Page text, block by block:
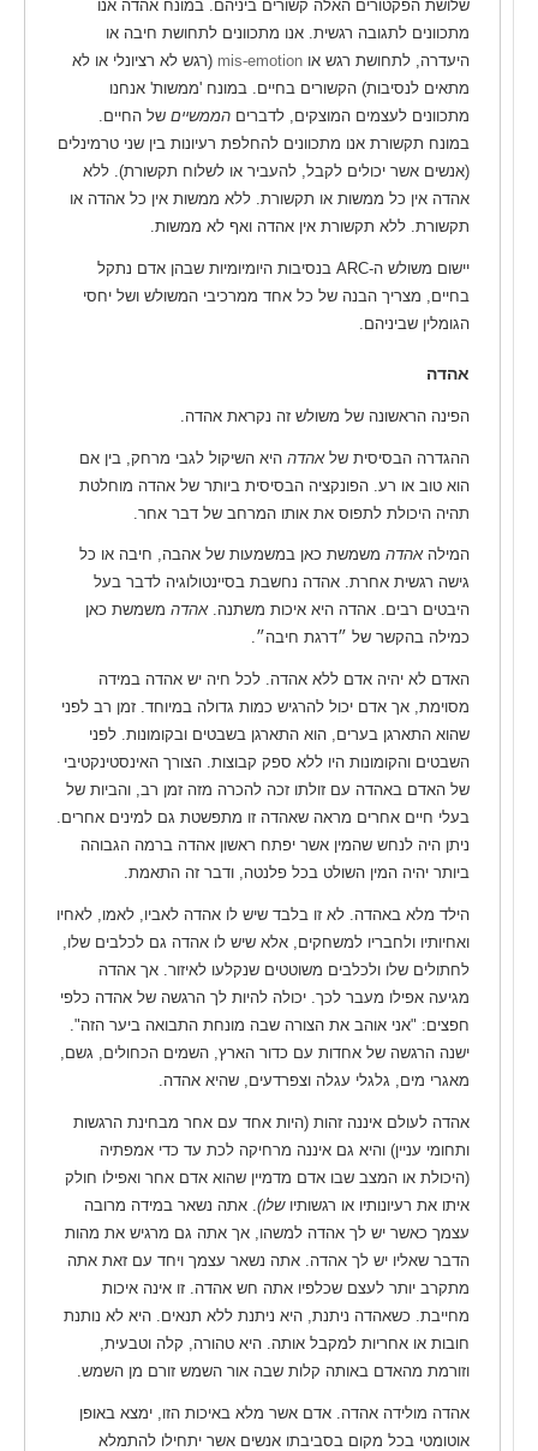
שלושת הפקטורים האלה קשורים ביניהם. במונח אהדה אנו
מתכוונים לתגובה רגשית. אנו מתכוונים לתחושת חיבה או
היעדרה, לתחושת רגש או mis-emotion (רגש לא רציונלי או לא
מתאים לנסיבות) הקשורים בחיים. במונח 'ממשות' אנחנו
מתכוונים לעצמים המוצקים, לדברים הממשיים של החיים.
במונח תקשורת אנו מתכוונים להחלפת רעיונות בין שני טרמינלים
(אנשים אשר יכולים לקבל, להעביר או לשלוח תקשורת). ללא
אהדה אין כל ממשות או תקשורת. ללא ממשות אין כל אהדה או
תקשורת. ללא תקשורת אין אהדה ואף לא ממשות.
יישום משולש ה-ARC בנסיבות היומיומיות שבהן אדם נתקל
בחיים, מצריך הבנה של כל אחד ממרכיבי המשולש ושל יחסי
הגומלין שביניהם.
אהדה
הפינה הראשונה של משולש זה נקראת אהדה.
ההגדרה הבסיסית שלאהדה היא השיקול לגבי מרחק, בין אם
הוא טוב או רע. הפונקציה הבסיסית ביותר של אהדה מוחלטת
תהיה היכולת לתפוס את אותו המרחב של דבר אחר.
המילהאהדה משמשת כאן במשמעות של אהבה, חיבה או כל
גישה רגשית אחרת. אהדה נחשבת בסיינטולוגיה לדבר בעל
היבטים רבים. אהדה היא איכות משתנה.אהדה משמשת כאן
כמילה בהקשר של ״דרגת חיבה״.
האדם לא יהיה אדם ללא אהדה. לכל חיה יש אהדה במידה
מסוימת, אך אדם יכול להרגיש כמות גדולה במיוחד. זמן רב לפני
שהוא התארגן בערים, הוא התארגן בשבטים ובקומונות. לפני
השבטים והקומונות היו ללא ספק קבוצות. הצורך האינסטינקטיבי
של האדם באהדה עם זולתו זכה להכרה מזה זמן רב, והביות של
בעלי חיים אחרים מראה שאהדה זו מתפשטת גם למינים אחרים.
ניתן היה לנחש שהמין אשר יפתח ראשון אהדה ברמה הגבוהה
ביותר יהיה המין השולט בכל פלנטה, ודבר זה התאמת.
הילד מלא באהדה. לא זו בלבד שיש לו אהדה לאביו, לאמו, לאחיו
ואחיותיו ולחבריו למשחקים, אלא שיש לו אהדה גם לכלבים שלו,
לחתולים שלו ולכלבים משוטטים שנקלעו לאיזור. אך אהדה
מגיעה אפילו מעבר לכך. יכולה להיות לך הרגשה של אהדה כלפי
חפצים: "אני אוהב את הצורה שבה מונחת התבואה ביער הזה".
ישנה הרגשה של אחדות עם כדור הארץ, השמים הכחולים, גשם,
מאגרי מים, גלגלי עגלה וצפרדעים, שהיא אהדה.
אהדה לעולם איננה זהות (היות אחד עם אחר מבחינת הרגשות
ותחומי עניין) והיא גם איננה מרחיקה לכת עד כדי אמפתיה
(היכולת או המצב שבו אדם מדמיין שהוא אדם אחר ואפילו חולק
איתו את רעיונותיו או רגשותיושלו) . אתה נשאר במידה מרובה
עצמך כאשר יש לך אהדה למשהו, אך אתה גם מרגיש את מהות
הדבר שאליו יש לך אהדה. אתה נשאר עצמך ויחד עם זאת אתה
מתקרב יותר לעצם שכלפיו אתה חש אהדה. זו אינה איכות
מחייבת. כשאהדה ניתנת, היא ניתנת ללא תנאים. היא לא נותנת
חובות או אחריות למקבל אותה. היא טהורה, קלה וטבעית,
וזורמת מהאדם באותה קלות שבה אור השמש זורם מן השמש.
אהדה מולידה אהדה. אדם אשר מלא באיכות הזו, ימצא באופן
אוטומטי בכל מקום בסביבתו אנשים אשר יתחילו להתמלא